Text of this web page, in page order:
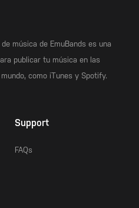
música de EmuBands es una
publicar tu música en las
como iTunes y Spotify.
Support
FAQs